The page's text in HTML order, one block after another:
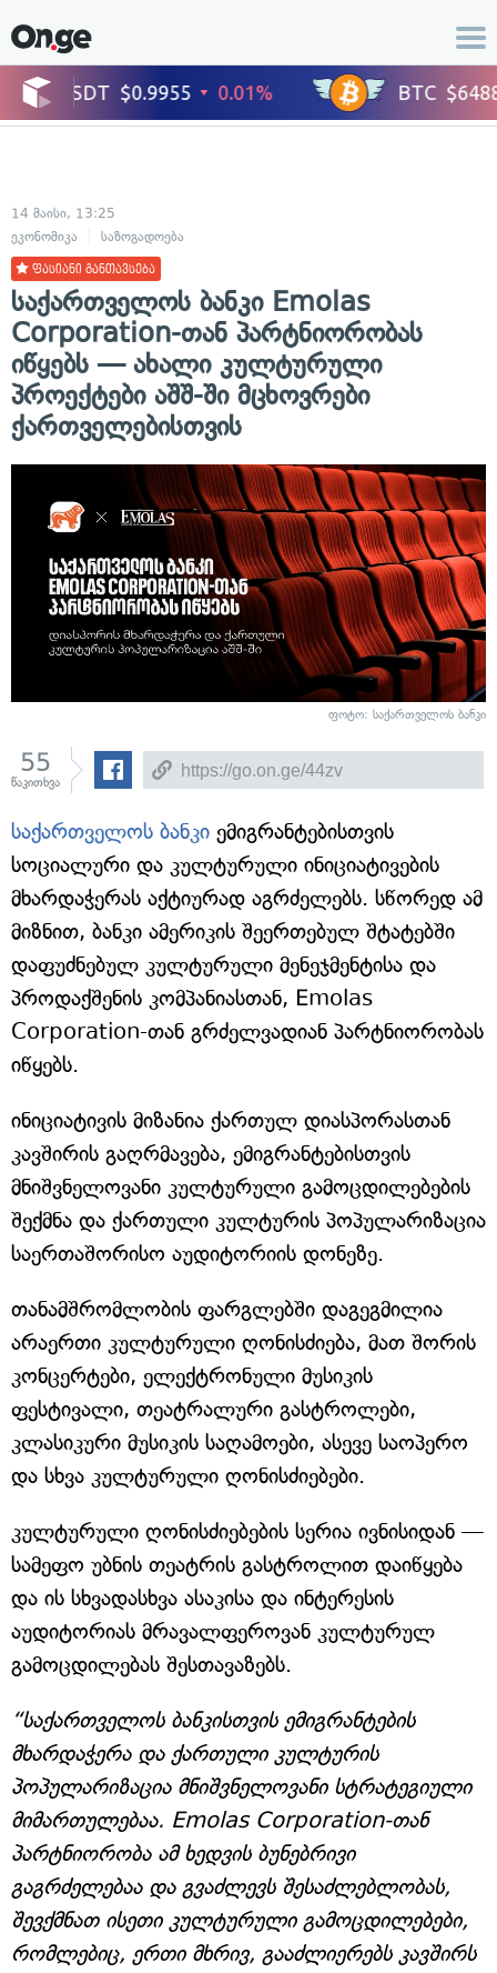
14 მაისი, 13:25
ეკონომიკა
საზოგადოება
ფასიანი განთავსება
საქართველოს ბანკი Emolas
Corporation-თან პარტნიორობას
იწყებს — ახალი კულტურული
პროექტები აშშ-ში მცხოვრები
ქართველებისთვის
ფოტო: საქართველოს ბანკი
55
წაკითხვა
საქართველოს ბანკი ემიგრანტებისთვის
სოციალური და კულტურული ინიციატივების
მხარდაჭერას აქტიურად აგრძელებს. სწორედ ამ
მიზნით, ბანკი ამერიკის შეერთებულ შტატებში
დაფუძნებულ კულტურული მენეჯმენტისა და
პროდაქშენის კომპანიასთან, Emolas
Corporation-თან გრძელვადიან პარტნიორობას
იწყებს.
ინიციატივის მიზანია ქართულ დიასპორასთან
კავშირის გაღრმავება, ემიგრანტებისთვის
მნიშვნელოვანი კულტურული გამოცდილებების
შექმნა და ქართული კულტურის პოპულარიზაცია
საერთაშორისო აუდიტორიის დონეზე.
თანამშრომლობის ფარგლებში დაგეგმილია
არაერთი კულტურული ღონისძიება, მათ შორის
კონცერტები, ელექტრონული მუსიკის
ფესტივალი, თეატრალური გასტროლები,
კლასიკური მუსიკის საღამოები, ასევე საოპერო
და სხვა კულტურული ღონისძიებები.
კულტურული ღონისძიებების სერია ივნისიდან —
სამეფო უბნის თეატრის გასტროლით დაიწყება
და ის სხვადასხვა ასაკისა და ინტერესის
აუდიტორიას მრავალფეროვან კულტურულ
გამოცდილებას შესთავაზებს.
“საქართველოს ბანკისთვის ემიგრანტების
მხარდაჭერა და ქართული კულტურის
პოპულარიზაცია მნიშვნელოვანი სტრატეგიული
მიმართულებაა. Emolas Corporation-თან
პარტნიორობა ამ ხედვის ბუნებრივი
გაგრძელებაა და გვაძლევს შესაძლებლობას,
შევქმნათ ისეთი კულტურული გამოცდილებები,
რომლებიც, ერთი მხრივ, გააძლიერებს კავშირს